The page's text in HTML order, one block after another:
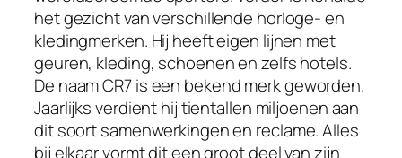
het gezicht van verschillende horloge- en
kledingmerken. Hij heeft eigen lijnen met
geuren, kleding, schoenen en zelfs hotels.
De naam CR7 is een bekend merk geworden.
Jaarlijks verdient hij tientallen miljoenen aan
dit soort samenwerkingen en reclame. Alles
bij elkaar vormt dit een groot deel van zijn